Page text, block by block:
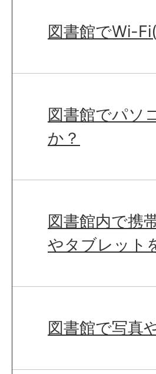
図書館でWi-
図書館でパソ
か？
図書館内で携
やタブレット
図書館で写真